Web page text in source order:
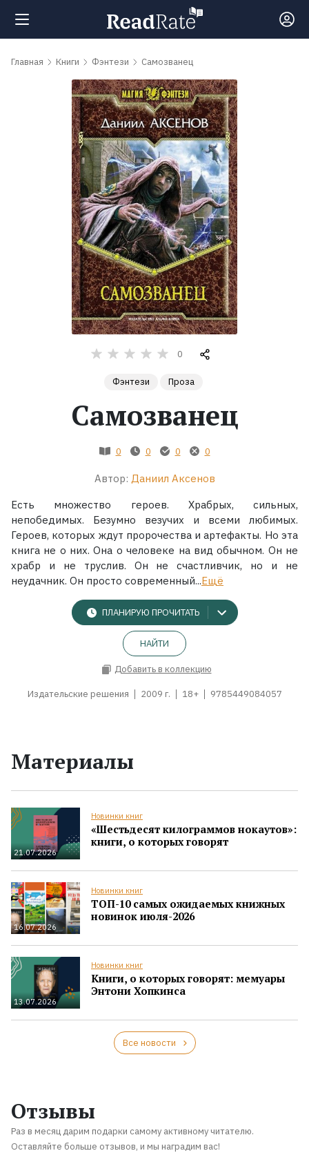
Поиск
Рейтинги
обсуждаемые
Экранизации
Главная Книги Фэнтези Самозванец
0
Фэнтези Проза
Самозванец
0 0 0 0
Автор: Даниил Аксенов
Есть множество героев. Храбрых, сильных,
непобедимых. Безумно везучих и всеми любимых.
Героев, которых ждут пророчества и артефакты. Но эта
книга не о них. Она о человеке на вид обычном. Он не
храбр и не труслив. Он не счастливчик, но и не
неудачник. Он просто современный...Ещё
ПЛАНИРУЮ ПРОЧИТАТЬ
НАЙТИ
Добавить в коллекцию
Издательские решения 2009 г. 18+ 9785449084057
Материалы
21.07.2026
Новинки книг
«Шестьдесят килограммов нокаутов»:
книги, о которых говорят
16.07.2026
Новинки книг
ТОП-10 самых ожидаемых книжных
новинок июля-2026
13.07.2026
Новинки книг
Книги, о которых говорят: мемуары
Энтони Хопкинса
Все новости
Отзывы
Раз в месяц дарим подарки самому активному читателю.
Оставляйте больше отзывов, и мы наградим вас!